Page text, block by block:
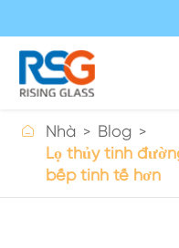
 Nhà
Blog
Lọ thủy tinh
bếp tinh tế hơn